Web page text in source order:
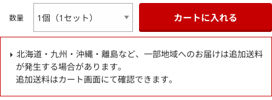
数量 カートに入れる
北海道・九州・沖縄・離島など、一部地域へのお届けは追加送料
が発生する場合があります。
追加送料はカート画面にて確認できます。